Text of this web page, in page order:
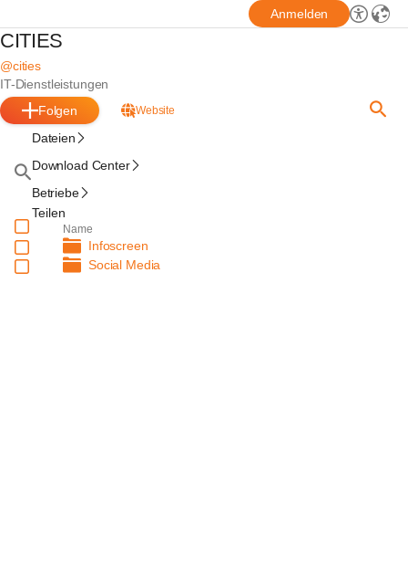
Anmelden
CITIES
@cities
IT-Dienstleistungen
Folgen
Website
Dateien
Download Center
Betriebe
Teilen
Name
Infoscreen
Social Media